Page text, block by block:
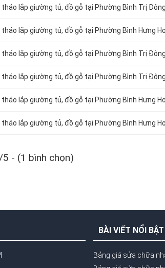
tháo lắp giường tủ, đồ gỗ tại Phường Bình Trị
lắp giường tủ, đồ gỗ tại Phường Bình Hưng
tháo lắp giường tủ, đồ gỗ tại Phường Bình Trị
tháo lắp giường tủ, đồ gỗ tại Phường Bình Trị
lắp giường tủ, đồ gỗ tại Phường Bình Hưng
lắp giường tủ, đồ gỗ tại Phường Bình Hưng
- (1 bình chọn)
BÀI VIẾT NỔI BẬT
Bảng giá sửa chữa